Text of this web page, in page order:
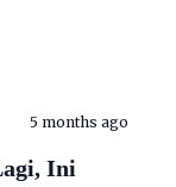
5 months ago
Ini